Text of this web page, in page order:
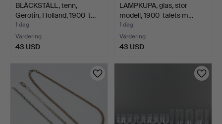
BLÄCKSTÄLL, tenn,
Gerotin, Holland, 1900-t…
1 dag
Värdering
43 USD
LAMPKUPA, glas, stor
modell, 1900-talets m…
1 dag
Värdering
43 USD